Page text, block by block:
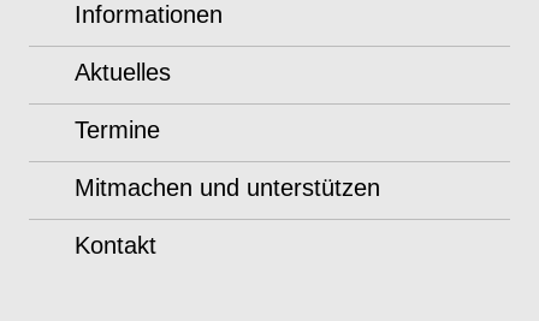
Informationen
Aktuelles
Termine
Mitmachen und unterstützen
Kontakt